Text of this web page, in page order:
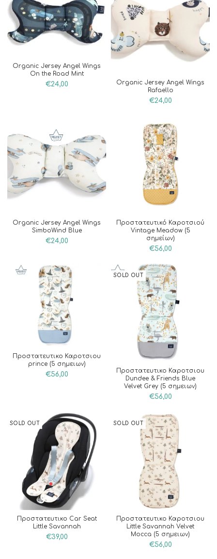
Organic Jersey Angel Wings
On the Road Mint
€24,00
Organic Jersey Angel Wings
Rafaello
€24,00
Organic Jersey Angel Wings
SimboWind Blue
€24,00
Προστατευτικό Καροτσιού
Vintage Meadow (5
σημείων)
€56,00
Προστατευτικο Καροτσιου
prince (5 σημειων)
€56,00
SOLD OUT
Προστατευτικο Καροτσιου
Dundee & Friends Blue
Velvet Grey (5 σημειων)
€56,00
SOLD OUT
Προστατευτικο Car Seat
Little Savannah
€39,00
SOLD OUT
Προστατευτικο Καροτσιου
Little Savannah Velvet
Mocca (5 σημειων)
€56,00